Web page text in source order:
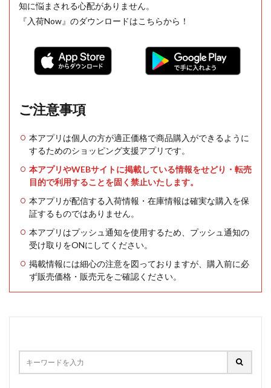
知に悩まされる心配がありません。
『入荷Now』のダウンロードはこちらから！
ご注意事項
本アプリは個人の方が適正価格で商品購入ができるように
するためのショッピング支援アプリです。
本アプリやWEBサイトに掲載している情報をせどり・転売
目的で利用することを固く禁止いたします。
本アプリが配信する入荷情報・在庫情報は確実な購入を保
証するものではありません。
本アプリはプッシュ通知を使用するため、プッシュ通知の
受け取りをONにしてください。
掲載情報には細心の注意を図っておりますが、購入前に必
ず販売価格・販売元をご確認ください。